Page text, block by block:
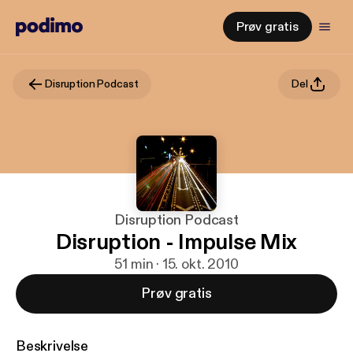
Prøv gratis
Disruption Podcast Del
Disruption Podcast
Disruption - Impulse Mix
51 min · 15. okt. 2010
Prøv gratis
Beskrivelse